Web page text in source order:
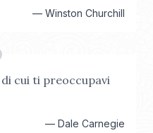
— Winston Churchill
cui ti preoccupavi
— Dale Carnegie